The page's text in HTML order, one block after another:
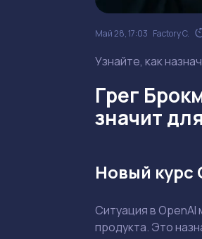
Май 28, 17:03 Factory C.
Узнайте, как
Грег
значит
Новый курс
Ситуация в
продукта. Это